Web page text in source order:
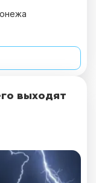
выходят